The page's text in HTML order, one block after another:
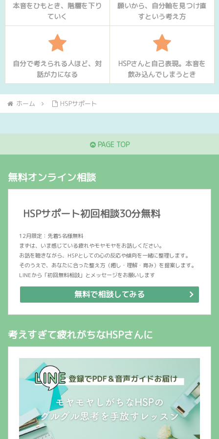
本音をひもとき、階層を下り
ていく
願いから、自分軸を見つけ直
すという考え方
自分で考えられる人ほど、対
話が力になる
HSPさんと自己表現。本音を
飲み込んでしまうとき
ホーム HSPサポート
PAGE TOP
無料オンライン相談
HSPサポート初回相談30分無料
12月限定：先着5名様無料
まずは、いま感じている疲れやモヤモヤをお話しください。
お話を聴きながら、HSPとしての心の反応や傾向を一緒に整理します。
そのうえで、あなたに合った整え方（癒し・理解・育み）を提案します。
LINEから「初回無料相談」とメッセージをお願いします
無料で相談してみる
考えすぎて疲れがちなHSPさんに